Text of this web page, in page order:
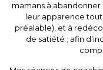
mamans à
leur apparence
préalable), et à
de satiété ; afin